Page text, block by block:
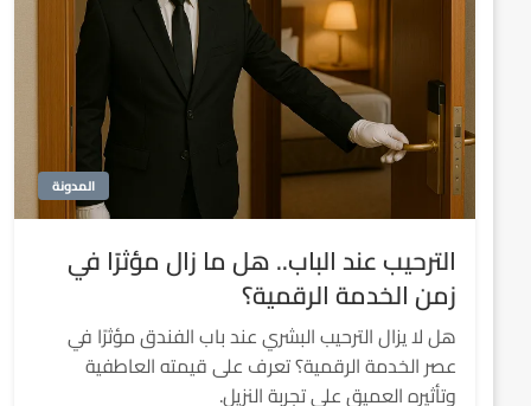
المدونة
الترحيب عند الباب.. هل ما زال مؤثرًا في
زمن الخدمة الرقمية؟
هل لا يزال الترحيب البشري عند باب الفندق مؤثرًا في
عصر الخدمة الرقمية؟ تعرف على قيمته العاطفية
وتأثيره العميق على تجربة النزيل.